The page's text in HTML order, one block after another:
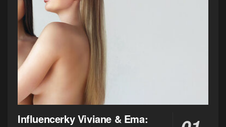
Influencerky Viviane & Ema: